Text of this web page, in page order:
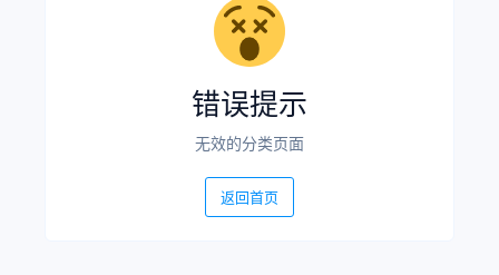
错误提示
无效的分类页面
返回首页